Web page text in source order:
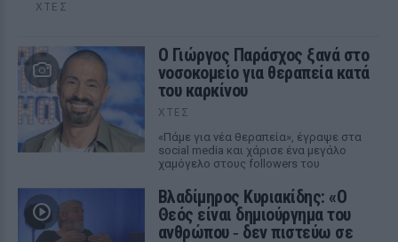
ΧΤΕΣ
O Γιώργος Παράσχος ξανά στο
νοσοκομείο για θεραπεία κατά
του καρκίνου
ΧΤΕΣ
«Πάμε για νέα θεραπεία», έγραψε στα
social media και χάρισε ένα μεγάλο
χαμόγελο στους followers του
Βλαδίμηρος Κυριακίδης: «Ο
Θεός είναι δημιούργημα του
ανθρώπου ‑ δεν πιστεύω σε